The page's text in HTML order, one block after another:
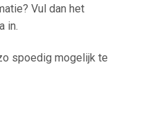
Vul dan het
in.
spoedig mogelijk te